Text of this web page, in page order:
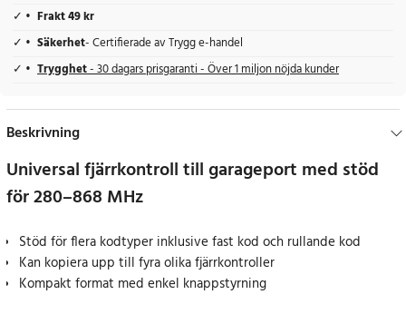
Frakt 49 kr
Säkerhet- Certifierade av Trygg e-handel
Trygghet- 30 dagars prisgaranti - Över 1 miljon nöjda kunder
Beskrivning
Universal fjärrkontroll till garageport med stöd
för 280–868 MHz
Stöd för flera kodtyper inklusive fast kod och rullande kod
Kan kopiera upp till fyra olika fjärrkontroller
Kompakt format med enkel knappstyrning